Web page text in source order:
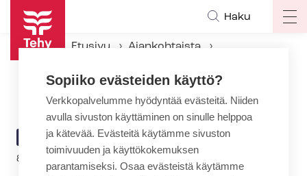
Hyppää
pääsisältöön
Haku
Etusivu
Ajankohtaista
Webinaari: SOS-​Kehittäjänuoret lastensuojelua kehittämässä
ARTIKKELIN
KATEGORIA
AJANKOHTAISTA
8.4.2022 | 8:55
Sopiiko evästeiden käyttö?
Verkkopalvelumme hyödyntää evästeitä. Niiden
avulla sivuston käyttäminen on sinulle helppoa
ja kätevää. Evästeitä käytämme sivuston
toimivuuden ja käyttökokemuksen
parantamiseksi. Osaa evästeistä käytämme